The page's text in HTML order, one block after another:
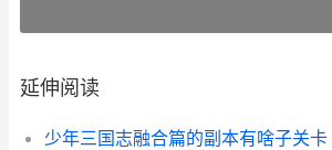
延伸阅读